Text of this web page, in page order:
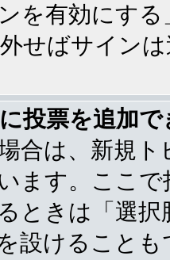
を有効にす
せばサイン
投票を追加
合は、新規
ます。ここ
ときは「選
設けること